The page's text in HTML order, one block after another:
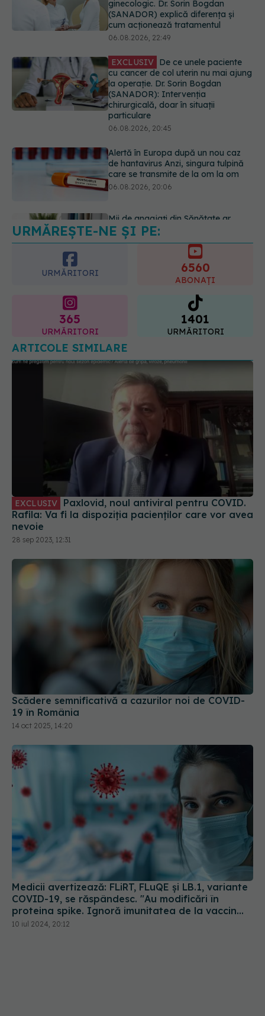
cu cancer de col uterin nu mai ajung
la operație. Dr. Sorin Bogdan
(SANADOR): Intervenția
chirurgicală, doar în situații
06.08.2026, 20:45
Alertă în Europa după un nou caz
de hantavirus Anzi, singura tulpină
care se transmite de la om la om
06.08.2026, 20:06
Mii de angajați din Sănătate ar
putea primi salarii mai mari.
Sindicatele cer schimbarea legii
06.08.2026, 19:26
Alergia la ambrozie: 4 lucruri
esențiale despre simptome,
prevenție și tratament, explicate de
URMĂREȘTE-NE ȘI PE:
URMĂRITORI 6560
ABONAȚI
365
URMĂRITORI
1401
URMĂRITORI
ARTICOLE SIMILARE
EXCLUSIV
Rafila: Va fi la dispoziția pacienților care vor avea
nevoie
28 sep 2023, 12:31
Scădere semnificativă a cazurilor noi de COVID-
19 în România
14 oct 2025, 14:20
Medicii avertizează: FLiRT, FLuQE și LB.1, variante
COVID-19, se răspândesc. "Au modificări în
proteina spike. Ignoră imunitatea de la vaccin
sau infectarea anterioară
10 iul 2024, 20:12